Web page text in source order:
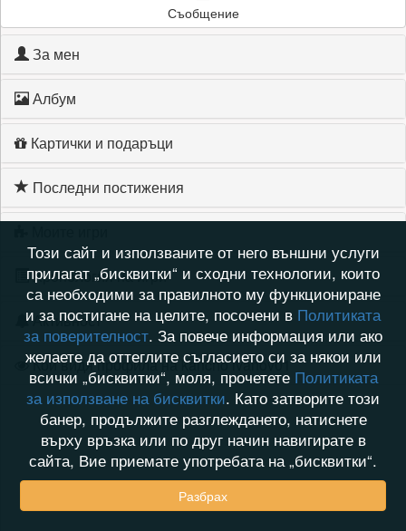
Съобщение
За мен
Албум
Картички и подаръци
Последни постижения
Хронология на игри
Активност
Кой видя профила на kancho ivanov01
Този сайт и използваните от него външни услуги
прилагат „бисквитки“ и сходни технологии, които
са необходими за правилното му функциониране
и за постигане на целите, посочени в Политиката
за поверителност. За повече информация или ако
желаете да оттеглите съгласието си за някои или
всички „бисквитки“, моля, прочетете Политиката
за използване на бисквитки. Като затворите този
банер, продължите разглеждането, натиснете
върху връзка или по друг начин навигирате в
сайта, Вие приемате употребата на „бисквитки“.
Разбрах